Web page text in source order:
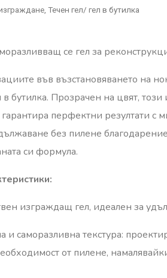
Течен гел/ гел в бутилка
се гел за
във възстановяването на
бутилка. Прозрачен на цвят,
перфектни резултати с
без пилене
си формула.
изграждащ гел, идеален за
и саморазливна текстура:
от пилене,